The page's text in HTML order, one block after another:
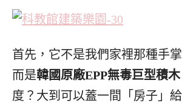
首先，它不是我們家裡那種手
而是韓國原廠EPP無毒巨型積木
度？大到可以蓋一間「房子」